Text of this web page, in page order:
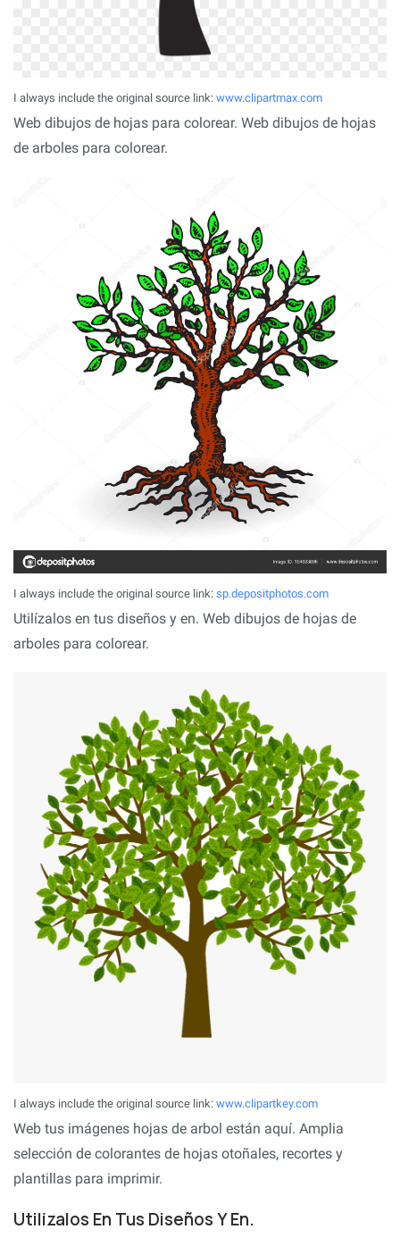
I always include the original source link: www.clipartmax.com
Web dibujos de hojas para colorear. Web dibujos de hojas
de arboles para colorear.
I always include the original source link: sp.depositphotos.com
Utilízalos en tus diseños y en. Web dibujos de hojas de
arboles para colorear.
I always include the original source link: www.clipartkey.com
Web tus imágenes hojas de arbol están aquí. Amplia
selección de colorantes de hojas otoñales, recortes y
plantillas para imprimir.
Utilízalos En Tus Diseños Y En.